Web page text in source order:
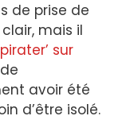
de prise de
mais il
sur
avoir été
d’être isolé.